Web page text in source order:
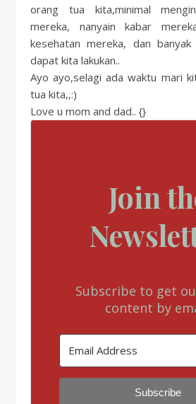
orang tua kita,minimal
mereka, nanyain kabar
kesehatan mereka, dan
dapat kita lakukan..
Ayo ayo,selagi ada waktu mari
tua kita,,:)
Love u mom and dad.. {}
Join
Subscribe to get
content by
Subscribe